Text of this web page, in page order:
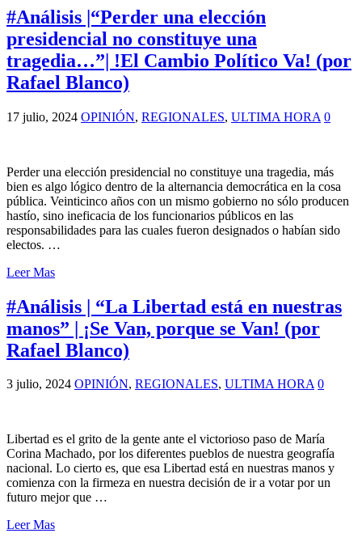
#Análisis |“Perder una elección
presidencial no constituye una
tragedia…”| !El Cambio Político Va! (por
Rafael Blanco)
17 julio, 2024 OPINIÓN, REGIONALES, ULTIMA HORA 0
Perder una elección presidencial no constituye una tragedia, más
bien es algo lógico dentro de la alternancia democrática en la cosa
pública. Veinticinco años con un mismo gobierno no sólo producen
hastío, sino ineficacia de los funcionarios públicos en las
responsabilidades para las cuales fueron designados o habían sido
electos. …
Leer Mas
#Análisis | “La Libertad está en nuestras
manos” | ¡Se Van, porque se Van! (por
Rafael Blanco)
3 julio, 2024 OPINIÓN, REGIONALES, ULTIMA HORA 0
Libertad es el grito de la gente ante el victorioso paso de María
Corina Machado, por los diferentes pueblos de nuestra geografía
nacional. Lo cierto es, que esa Libertad está en nuestras manos y
comienza con la firmeza en nuestra decisión de ir a votar por un
futuro mejor que …
Leer Mas